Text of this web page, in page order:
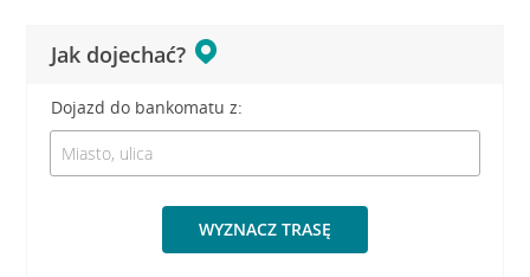
Jak dojechać?
Dojazd do bankomatu z:
WYZNACZ TRASĘ